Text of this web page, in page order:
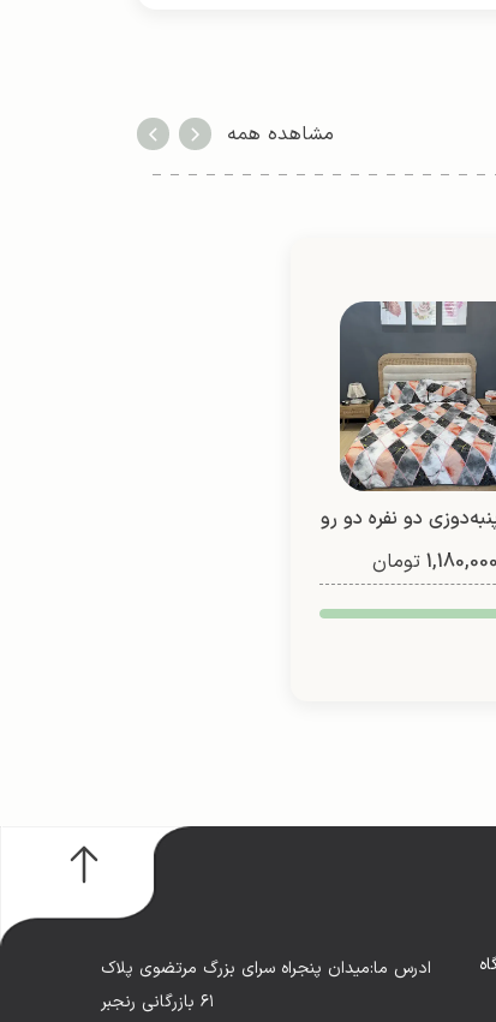
مشاهده همه
دو نفره دو رو
(طرح 7)
1,180,000 تومان
ادرس ما:میدان پنجراه سرای بزرگ مرتضوی پلاک
۶۱ بازرگانی رنجبر